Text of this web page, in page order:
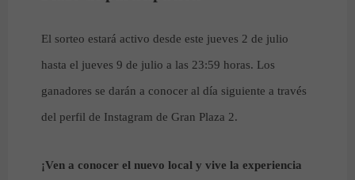
El sorteo estará activo desde este jueves 2 de julio
hasta el jueves 9 de julio a las 23:59 horas. Los
ganadores se darán a conocer al día siguiente a través
del perfil de Instagram de Gran Plaza 2.
¡Ven a conocer el nuevo local y vive la experiencia